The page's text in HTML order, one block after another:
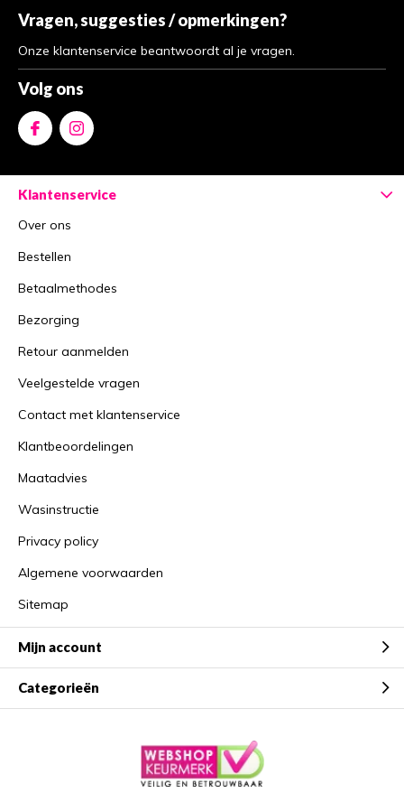
Vragen, suggesties / opmerkingen?
Onze klantenservice beantwoordt al je vragen.
Volg ons
Klantenservice
Over ons
Bestellen
Betaalmethodes
Bezorging
Retour aanmelden
Veelgestelde vragen
Contact met klantenservice
Klantbeoordelingen
Maatadvies
Wasinstructie
Privacy policy
Algemene voorwaarden
Sitemap
Mijn account
Categorieën